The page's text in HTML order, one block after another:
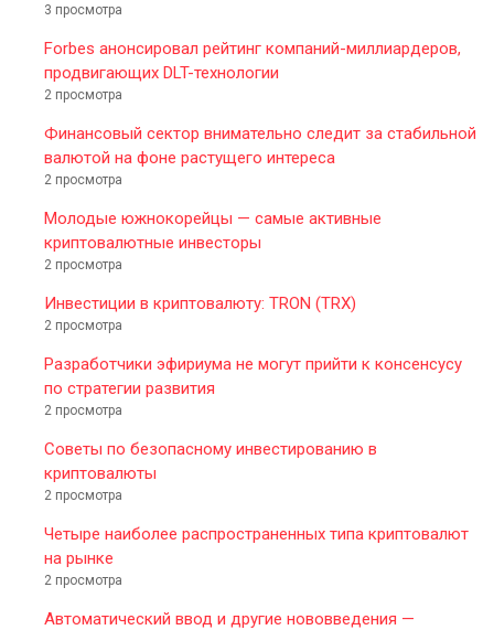
3 просмотра
Forbes анонсировал рейтинг компаний-миллиардеров,
продвигающих DLT-технологии
2 просмотра
Финансовый сектор внимательно следит за стабильной
валютой на фоне растущего интереса
2 просмотра
Молодые южнокорейцы — самые активные
криптовалютные инвесторы
2 просмотра
Инвестиции в криптовалюту: TRON (TRX)
2 просмотра
Разработчики эфириума не могут прийти к консенсусу
по стратегии развития
2 просмотра
Советы по безопасному инвестированию в
криптовалюты
2 просмотра
Четыре наиболее распространенных типа криптовалют
на рынке
2 просмотра
Автоматический ввод и другие нововведения —